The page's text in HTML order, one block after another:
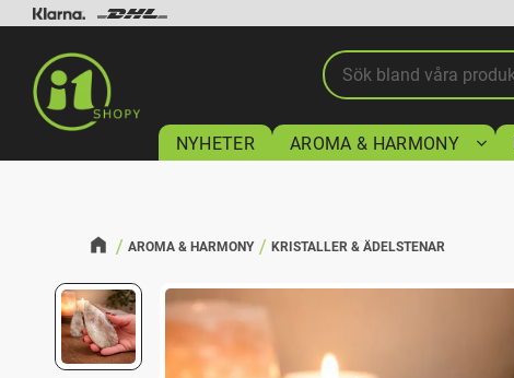
NYHETER AROMA & HARMONY
AROMA & HARMONY KRISTALLER & ÄDELSTENAR